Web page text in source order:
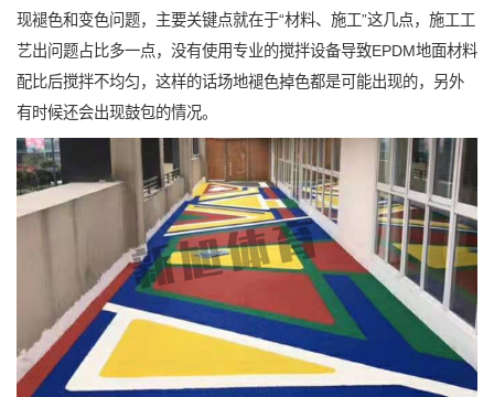
现褪色和变色问题，主要关键点就在于“材料、施工”这几点，施工工
艺出问题占比多一点，没有使用专业的搅拌设备导致EPDM地面材料
配比后搅拌不均匀，这样的话场地褪色掉色都是可能出现的，另外
有时候还会出现鼓包的情况。